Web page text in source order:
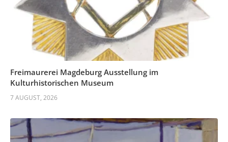
Freimaurerei Magdeburg Ausstellung im
Kulturhistorischen Museum
7 AUGUST, 2026